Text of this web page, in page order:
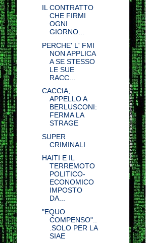
IL CONTRATTO
CHE FIRMI
OGNI
GIORNO...
PERCHE' L' FMI
NON APPLICA
A SE STESSO
LE SUE
RACC...
CACCIA,
APPELLO A
BERLUSCONI:
FERMA LA
STRAGE
SUPER
CRIMINALI
HAITI E IL
TERREMOTO
POLITICO-
ECONOMICO
IMPOSTO
DA...
"EQUO
COMPENSO"..
.SOLO PER LA
SIAE